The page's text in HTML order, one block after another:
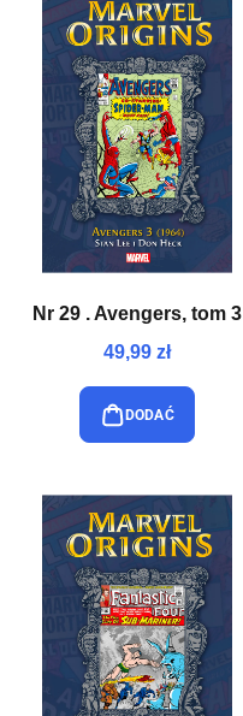
Nr 29 . Avengers, tom 3
49,99 zł
DODAĆ